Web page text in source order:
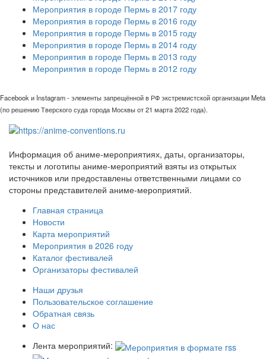
Мероприятия в городе Пермь в 2017 году
Мероприятия в городе Пермь в 2016 году
Мероприятия в городе Пермь в 2015 году
Мероприятия в городе Пермь в 2014 году
Мероприятия в городе Пермь в 2013 году
Мероприятия в городе Пермь в 2012 году
Facebook и Instagram - элементы запрещённой в РФ экстремистской организации Meta
(по решению Тверского суда города Москвы от 21 марта 2022 года).
Информация об аниме-мероприятиях, даты, организаторы,
тексты и логотипы аниме-мероприятий взяты из открытых
источников или предоставлены ответственными лицами со
стороны представителей аниме-мероприятий.
Главная страница
Новости
Карта мероприятий
Мероприятия в 2026 году
Каталог фестивалей
Организаторы фестивалей
Наши друзья
Пользовательское соглашение
Обратная связь
О нас
Лента мероприятий: